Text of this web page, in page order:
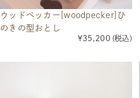
ウッドペッカー[woodpecker]ひ
のきの型おとし
¥35,200 (税込)